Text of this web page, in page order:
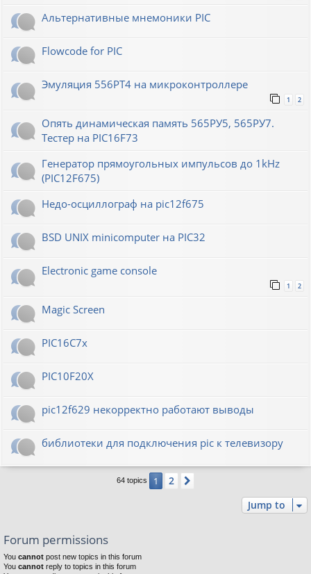
Альтернативные мнемоники PIC
Flowcode for PIC
Эмуляция 556РТ4 на микроконтроллере
1 2
Опять динамическая память 565РУ5, 565РУ7.
Тестер на PIC16F73
Генератор прямоугольных импульсов до 1kHz
(PIC12F675)
Недо-осциллограф на pic12f675
BSD UNIX minicomputer на PIC32
Electronic game console
1 2
Magic Screen
PIC16C7x
PIC10F20Х
pic12f629 некорректно работают выводы
библиотеки для подключения pic к телевизору
64 topics 1 2
Jump to
Forum permissions
You cannot post new topics in this forum
You cannot reply to topics in this forum